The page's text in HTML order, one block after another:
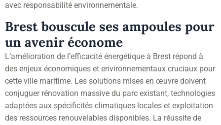
avec responsabilité environnementale.
Brest bouscule ses ampoules pour
un avenir économe
L’amélioration de l’efficacité énergétique à Brest répond à
des enjeux économiques et environnementaux cruciaux pour
cette ville maritime. Les solutions mises en œuvre doivent
conjuguer rénovation massive du parc existant, technologies
adaptées aux spécificités climatiques locales et exploitation
des ressources renouvelables disponibles. La réussite de